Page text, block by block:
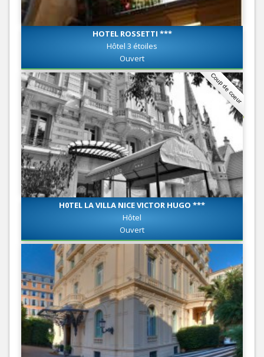
HOTEL ROSSETTI ***
Hôtel 3 étoiles
Ouvert
Coup de coeur
H0TEL LA VILLA NICE VICTOR HUGO ***
Hôtel
Ouvert